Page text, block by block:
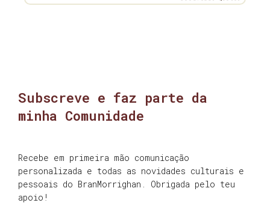
Subscreve e faz parte da
minha Comunidade
Recebe em primeira mão comunicação
personalizada e todas as novidades culturais e
pessoais do BranMorrighan. Obrigada pelo teu
apoio!